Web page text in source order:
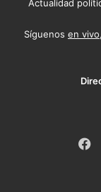
Actualidad
Síguenos en vivo